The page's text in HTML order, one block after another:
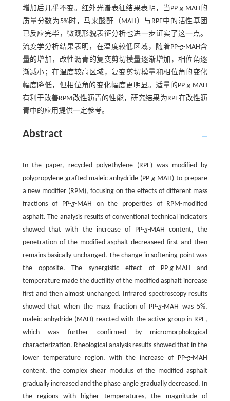
增加后几乎不变。红外光谱表征结果表明，当PP-g-MAH的
质量分数为5%时，马来酸酐（MAH）与RPE中的活性基团
已反应完毕，微观形貌表征分析也进一步证实了这一点。
流变学分析结果表明，在温度较低区域，随着PP-g-MAH含
量的增加，改性沥青的复变剪切模量逐渐增加，相位角逐
渐减小；在温度较高区域，复变剪切模量和相位角的变化
幅度降低，但相位角的变化幅度更明显。适量的PP-g-MAH
有利于改善RPM改性沥青的性能，研究结果为RPE在改性沥
青中的应用提供一定参考。
Abstract
In the paper, recycled polyethylene (RPE) was modified by
polypropylene grafted maleic anhydride (PP-g-MAH) to prepare
a new modifier (RPM), focusing on the effects of different mass
fractions of PP-g-MAH on the properties of RPM-modified
asphalt. The analysis results of conventional technical indicators
showed that with the increase of PP-g-MAH content, the
penetration of the modified asphalt decreaseed first and then
remains basically unchanged. The change in softening point was
the opposite. The synergistic effect of PP-g-MAH and
temperature made the ductility of the modified asphalt increase
first and then almost unchanged. Infrared spectroscopy results
showed that when the mass fraction of PP-g-MAH was 5%,
maleic anhydride (MAH) reacted with the active group in RPE,
which was further confirmed by micromorphological
characterization. Rheological analysis results showed that in the
lower temperature region, with the increase of PP-g-MAH
content, the complex shear modulus of the modified asphalt
gradually increased and the phase angle gradually decreased. In
the regions with higher temperatures, the magnitude of